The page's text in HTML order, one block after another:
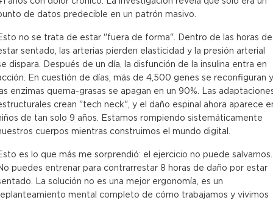
de datos predecible en un patrón masivo.
no se trata de estar "fuera de forma". Dentro de las horas de
sentado, las arterias pierden elasticidad y la presión arterial
dispara. Después de un día, la disfunción de la insulina entra en
En cuestión de días, más de 4,500 genes se reconfiguran y
enzimas quema-grasas se apagan en un 90%. Las
crean "tech neck", y el daño espinal ahora aparece
de tan solo 9 años. Estamos rompiendo sistemáticamente
cuerpos mientras construimos el mundo digital.
es lo que más me sorprendió: el ejercicio no puede salvarnos.
puedes entrenar para contrarrestar 8 horas de daño por estar
La solución no es una mejor ergonomía, es un
mental completo de cómo trabajamos y vivimos